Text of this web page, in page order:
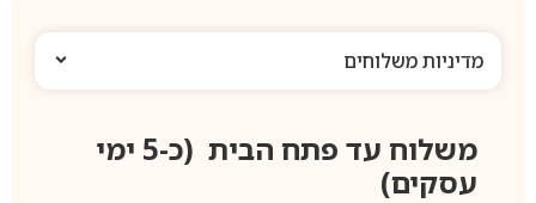
מדיניות משלוחים
משלוח עד פתח הבית (כ-5 ימי
עסקים)